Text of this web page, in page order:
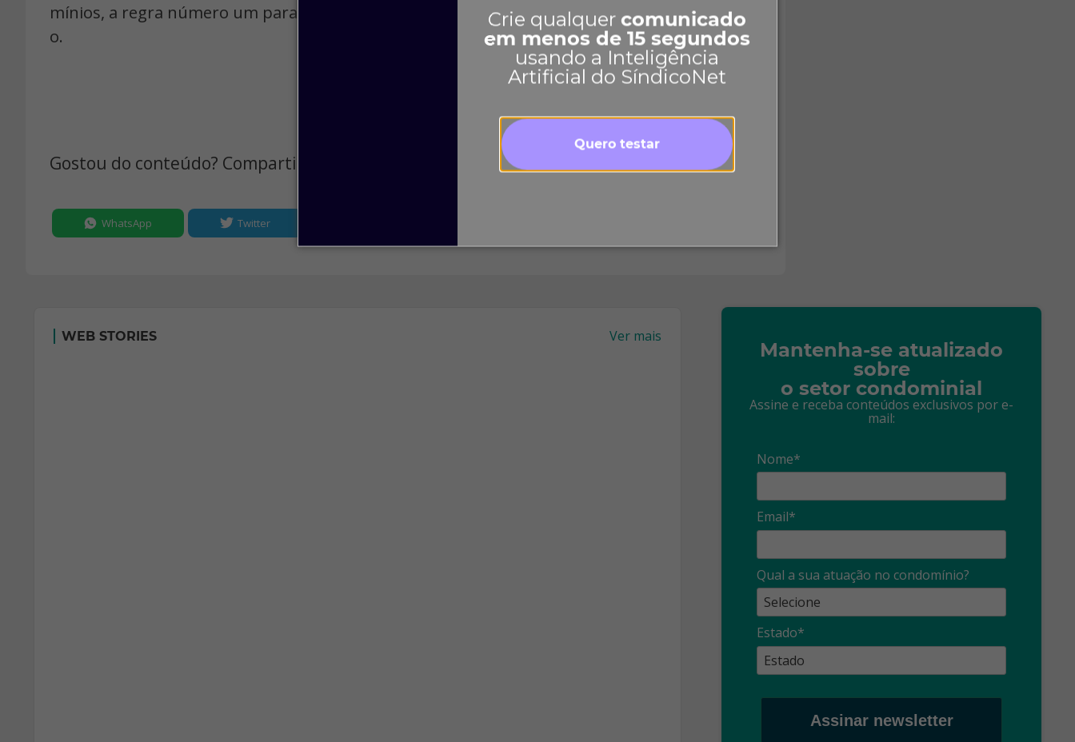
Crie qualquer comunicado
em menos de 15 segundos
usando a Inteligência
Artificial do SíndicoNet
Quero testar
mínios, a regra número um para viver bem em um condomínio é ter bom sens
o.
Gostou do conteúdo? Compartilhe:
WhatsApp Twitter
WEB STORIES Ver mais
Mantenha-se atualizado
sobre
o setor condominial
Assine e receba conteúdos exclusivos por e-
mail:
Nome*
Email*
Qual a sua atuação no condomínio?
Estado*
Assinar newsletter